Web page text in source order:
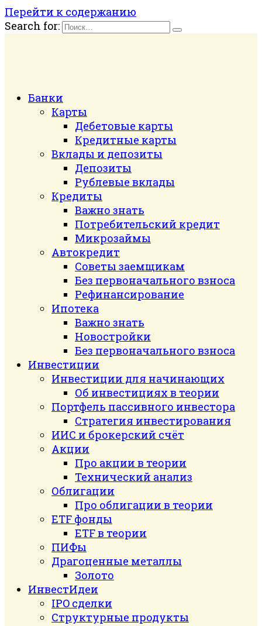
Перейти к содержанию
Search for:
Банки
Карты
Дебетовые карты
Кредитные карты
Вклады и депозиты
Депозиты
Рублевые вклады
Кредиты
Важно знать
Потребительский кредит
Микрозаймы
Автокредит
Советы заемщикам
Без первоначального взноса
Рефинансирование
Ипотека
Важно знать
Новостройки
Без первоначального взноса
Инвестиции
Инвестиции для начинающих
Об инвестициях в теории
Портфель пассивного инвестора
Стратегия инвестирования
ИИС и брокерский счёт
Акции
Про акции в теории
Технический анализ
Облигации
Про облигации в теории
ETF фонды
ETF в теории
ПИФы
Драгоценные металлы
Золото
ИнвестИдеи
IPO сделки
Структурные продукты